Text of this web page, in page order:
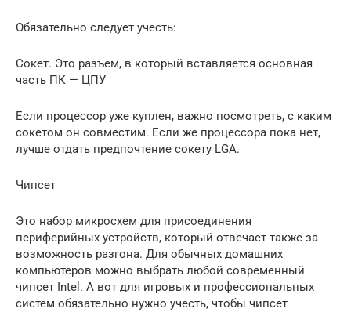
Обязательно следует учесть:
Сокет. Это разъем, в который вставляется основная
часть ПК — ЦПУ
Если процессор уже куплен, важно посмотреть, с каким
сокетом он совместим. Если же процессора пока нет,
лучше отдать предпочтение сокету LGA.
Чипсет
Это набор микросхем для присоединения
периферийных устройств, который отвечает также за
возможность разгона. Для обычных домашних
компьютеров можно выбрать любой современный
чипсет Intel. А вот для игровых и профессиональных
систем обязательно нужно учесть, чтобы чипсет